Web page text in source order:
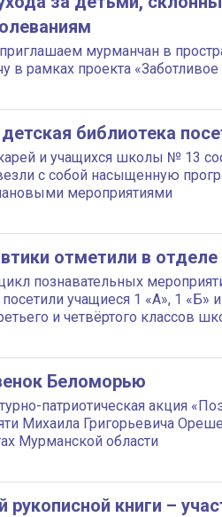
приглашаем мурманчан в
в рамках проекта
библиотека
и учащихся школы № 13
с собой насыщенную
мероприятиями
отметили в отделе
познавательных
учащиеся 1 «А», 1
и четвёртого классов
Беломорью
патриотическая акция
Михаила Григорьевича
Мурманской области
рукописной книги –